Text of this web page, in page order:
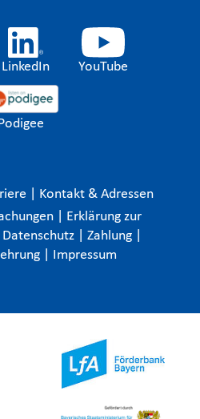
LinkedIn YouTube
Kontakt & Adressen
Erklärung zur
Datenschutz Zahlung
Impressum